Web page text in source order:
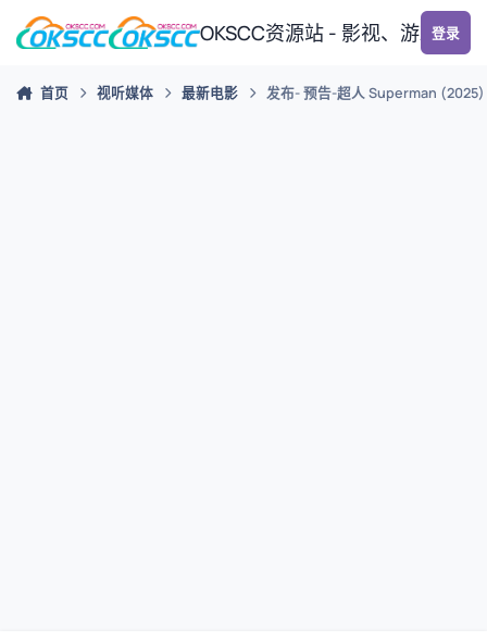
跳转到帖子
OKSCC资源站 - 影视、游戏、
登录
首页 视听媒体 最新电影 发布- 预告-超人 Superman